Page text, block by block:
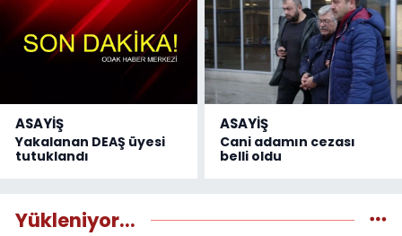
ASAYİŞ
Yakalanan DEAŞ üyesi
tutuklandı
ASAYİŞ
Cani adamın cezası
belli oldu
Yükleniyor...